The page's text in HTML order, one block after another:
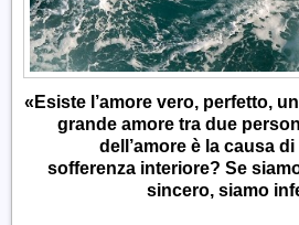
«Esiste l’amore vero, perfetto,
grande amore tra due
dell’amore è la causa
sofferenza interiore? Se
sincero, siamo